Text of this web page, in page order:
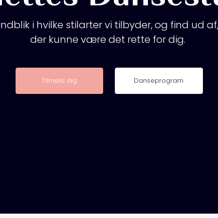
i hvilke stilarter vi tilbyder, og find ud
der kunne være det rette for dig.
Tilmeld dig Danseprogram